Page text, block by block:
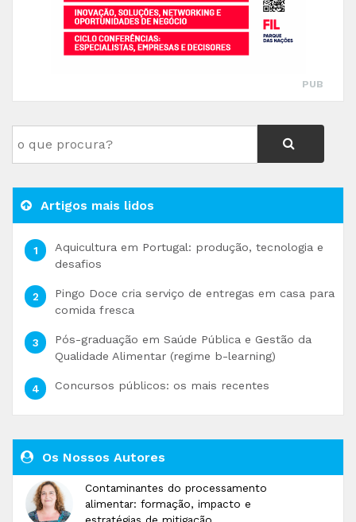
PUB
Artigos mais lidos
Aquicultura em Portugal: produção, tecnologia e
desafios
Pingo Doce cria serviço de entregas em casa para
comida fresca
Pós-graduação em Saúde Pública e Gestão da
Qualidade Alimentar (regime b-learning)
Concursos públicos: os mais recentes
Os Nossos Autores
Contaminantes do processamento
alimentar: formação, impacto e
estratégias de mitigação